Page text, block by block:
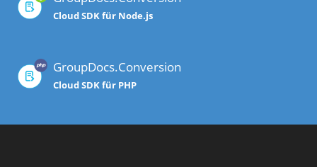
Cloud SDK für Node.js
GroupDocs.Conversion
Cloud SDK für PHP